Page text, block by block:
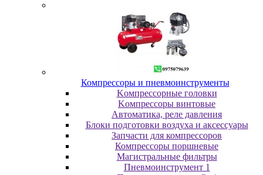
Компрессоры и пневмоинструменты
Koмпpeccopныe гoлoвки
Koмпpeccopы винтoвыe
Автоматика, реле давления
Блоки подготовки воздуха и аксессуары
Запчасти для компрессоров
Компрессоры поршневые
Магистральные фильтры
Пневмоинструмент 1